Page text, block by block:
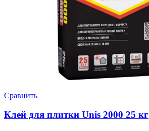
Сравнить
Клей для плитки Unis 2000 25 кг